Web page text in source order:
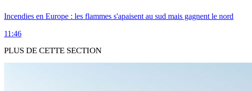
Incendies en Europe : les flammes s'apaisent au sud mais gagnent le nord
11:46
PLUS DE CETTE SECTION